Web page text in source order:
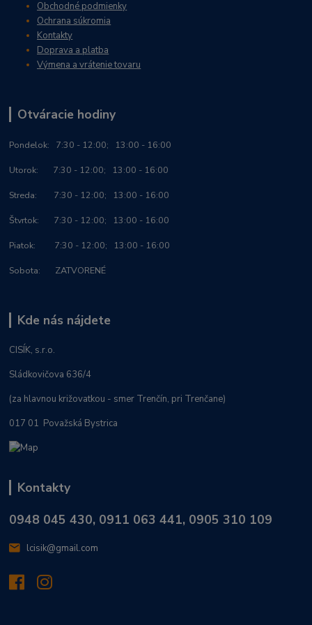
Obchodné podmienky
Ochrana súkromia
Kontakty
Doprava a platba
Výmena a vrátenie tovaru
Otváracie hodiny
Pondelok: 7:30 - 12:00; 13:00 - 16:00
Utorok: 7:30 - 12:00; 13:00 - 16:00
Streda: 7:30 - 12:00; 13:00 - 16:00
Štvrtok: 7:30 - 12:00; 13:00 - 16:00
Piatok: 7:30 - 12:00; 13:00 - 16:00
Sobota: ZATVORENÉ
Kde nás nájdete
CISÍK, s.r.o.
Sládkovičova 636/4
(za hlavnou križovatkou - smer Trenčín, pri Trenčane)
017 01 Považská Bystrica
Kontakty
0948 045 430, 0911 063 441, 0905 310 109
lcisik@gmail.com